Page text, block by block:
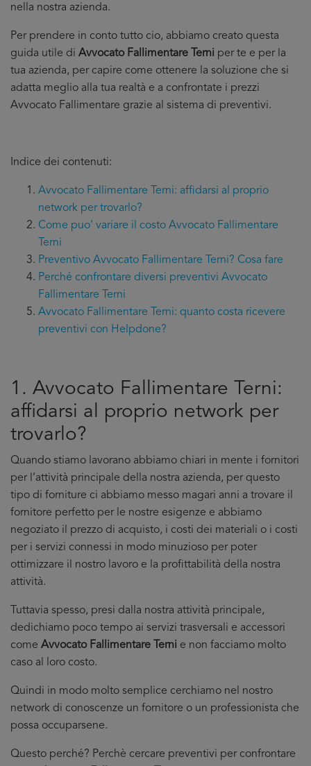
nella nostra azienda.
Per prendere in conto tutto cio, abbiamo creato questa
guida utile di Avvocato Fallimentare Terni per te e per la
tua azienda, per capire come ottenere la soluzione che si
adatta meglio alla tua realtà e a confrontate i prezzi
Avvocato Fallimentare grazie al sistema di preventivi.
Indice dei contenuti:
Avvocato Fallimentare Terni: affidarsi al proprio
network per trovarlo?
Come puo’ variare il costo Avvocato Fallimentare
Terni
Preventivo Avvocato Fallimentare Terni? Cosa fare
Perché confrontare diversi preventivi Avvocato
Fallimentare Terni
Avvocato Fallimentare Terni: quanto costa ricevere
preventivi con Helpdone?
1. Avvocato Fallimentare Terni:
affidarsi al proprio network per
trovarlo?
Quando stiamo lavorano abbiamo chiari in mente i fornitori
per l’attività principale della nostra azienda, per questo
tipo di forniture ci abbiamo messo magari anni a trovare il
fornitore perfetto per le nostre esigenze e abbiamo
negoziato il prezzo di acquisto, i costi dei materiali o i costi
per i servizi connessi in modo minuzioso per poter
ottimizzare il nostro lavoro e la profittabilità della nostra
attività.
Tuttavia spesso, presi dalla nostra attività principale,
dedichiamo poco tempo ai servizi trasversali e accessori
come Avvocato Fallimentare Terni e non facciamo molto
caso al loro costo.
Quindi in modo molto semplice cerchiamo nel nostro
network di conoscenze un fornitore o un professionista che
possa occuparsene.
Questo perché? Perchè cercare preventivi per confrontare